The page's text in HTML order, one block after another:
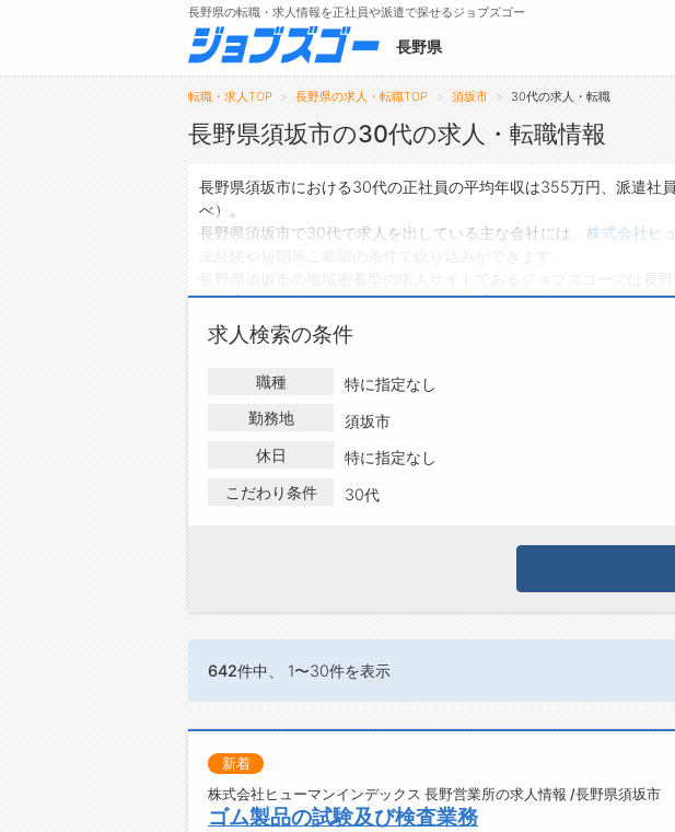
メニュー
トップ
長野県の求人検索で選ばれる理由
転職支援サ
転職支援サ
長野県の転職・求人情報を正社員や派遣で探せるジョブズゴー
長野県
転職・求人TOP 長野県の求人・転職TOP 須坂市 30代の求人・転職
長野県須坂市の30代の求人・転職情報
長野県須坂市における30代の正社員の平均年収は355万円、派遣社
べ）。
長野県須坂市で30代で求人を出している主な会社には、 株式会社ヒ
長野県須坂市の地域密着型の求人サイトであるジョブズゴーでは長
員の求人は37件、アルバイト・パートの求人は4件です。
ハローワークにはない求人も多数扱っており、転職だけでなく、
職情報を探している方は、ぜひ興味のある職種に応募してみてくださ
求人検索の条件
職種
特に指定なし
勤務地
須坂市
休日
特に指定なし
こだわり条件
30代
642件中、 1〜30件を表示
新着
株式会社ヒューマンインデックス 長野営業所の求人情報 /長野県須坂市
ゴム製品の試験及び検査業務